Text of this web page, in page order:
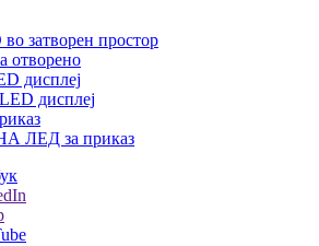
затворен простор
отворено
дисплеј
дисплеј
ЛЕД за приказ